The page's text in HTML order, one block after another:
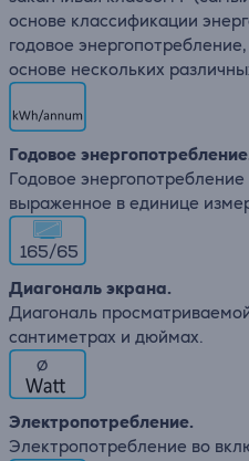
основе классификации
годовое
основе нескольких
Годовое
Годовое
выраженное в единице
165/65
Диагональ экрана.
Диагональ
сантиметрах и дюймах.
∅
Электропотребление.
Электропотребление во